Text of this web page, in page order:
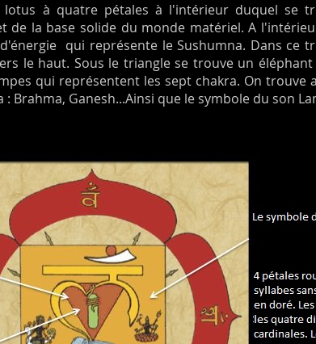
lotus à quatre pétales à l'intérieur duquel se
de la base solide du monde matériel. A
qui représente le Sushumna. Dans ce
le haut. Sous le triangle se trouve un
qui représentent les sept chakra. On trouve
Brahma, Ganesh...Ainsi que le symbole du son